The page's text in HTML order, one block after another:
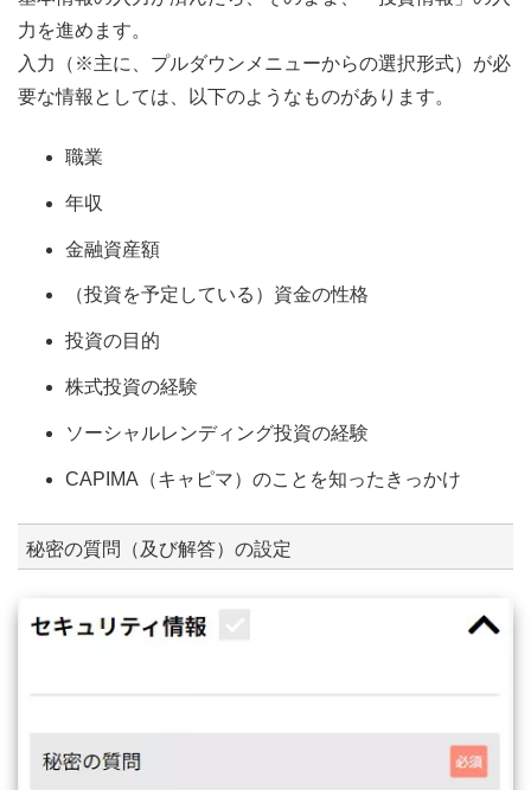
力を進めます。
入力（※主に、プルダウンメニューからの選択形式）が必
要な情報としては、以下のようなものがあります。
職業
年収
金融資産額
（投資を予定している）資金の性格
投資の目的
株式投資の経験
ソーシャルレンディング投資の経験
CAPIMA（キャピマ）のことを知ったきっかけ
秘密の質問（及び解答）の設定